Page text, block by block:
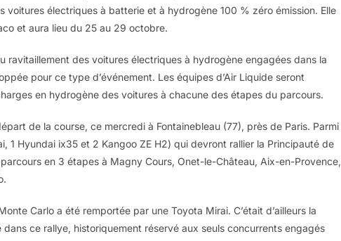
voitures électriques à batterie et à hydrogène 100 % zéro émission. Elle
et aura lieu du 25 au 29 octobre.
ravitaillement des voitures électriques à hydrogène engagées dans la
pour ce type d’événement. Les équipes d’Air Liquide seront
en hydrogène des voitures à chacune des étapes du parcours.
de la course, ce mercredi à Fontainebleau (77), près de Paris. Parmi
1 Hyundai ix35 et 2 Kangoo ZE H2) qui devront rallier la Principauté de
en 3 étapes à Magny Cours, Onet-le-Château, Aix-en-Provence,
Carlo a été remportée par une Toyota Mirai. C’était d’ailleurs la
ce rallye, historiquement réservé aux seuls concurrents engagés